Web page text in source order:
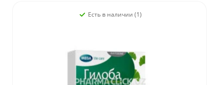
Есть в наличии (1)